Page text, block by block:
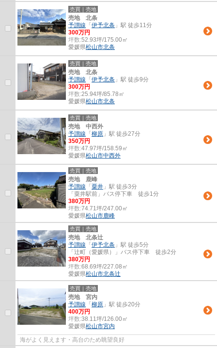
売買｜売地
売地 北条
予讃線 「 伊予北条 」駅 徒歩11分
300万円
坪数:52.93坪/175.00㎡
愛媛県松山市北条
売買｜売地
売地 北条
予讃線 「 伊予北条 」駅 徒歩9分
300万円
坪数:25.94坪/85.78㎡
愛媛県松山市北条
売買｜売地
売地 中西外
予讃線 「 柳原 」駅 徒歩27分
350万円
坪数:47.97坪/158.59㎡
愛媛県松山市中西外
売買｜売地
売地 鹿峰
予讃線 「 粟井 」駅 徒歩3分
「粟井駅前」バス停下車 徒歩1分
380万円
坪数:74.71坪/247.00㎡
愛媛県松山市鹿峰
売買｜売地
売地 北条辻
予讃線 「 伊予北条 」駅 徒歩5分
「辻町（愛媛県）」バス停下車 徒歩2分
380万円
坪数:68.69坪/227.08㎡
愛媛県松山市北条辻
売買｜売地
売地 宮内
予讃線 「 柳原 」駅 徒歩20分
400万円
坪数:38.11坪/126.00㎡
愛媛県松山市宮内
海がよく見えます・高台のため眺望良好